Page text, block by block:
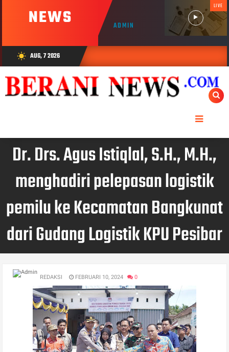
NEWS ADMIN
LIVE
wb_sunny AUG, 7 2026
Dr. Drs. Agus Istiqlal, S.H., M.H.,
menghadiri pelepasan logistik
pemilu ke Kecamatan Bangkunat
dari Gudang Logistik KPU Pesibar
REDAKSI FEBRUARI 10, 2024 0